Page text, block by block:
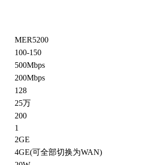
MER5200
100-150
500Mbps
200Mbps
128
25万
200
1
2GE
4GE(可全部切换为WAN)